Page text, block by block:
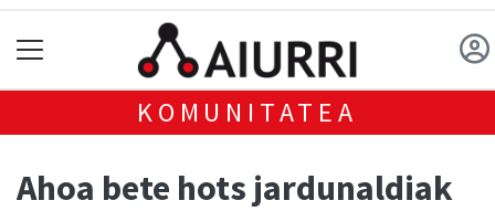
KOMUNITATEA
Ahoa bete hots jardunaldiak